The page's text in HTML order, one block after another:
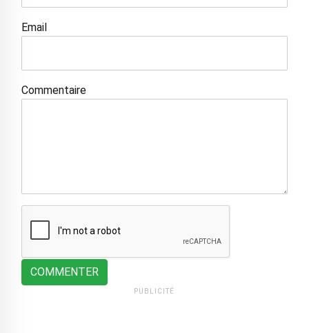
Email
Commentaire
COMMENTER
PUBLICITÉ